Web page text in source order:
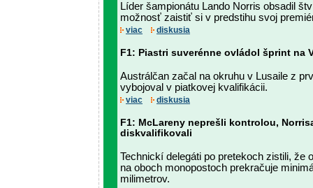
Líder šampionátu Lando Norris obsadil
možnosť zaistiť si v predstihu svoj
viac diskusia
F1: Piastri suverénne ovládol šprint na
Austrálčan začal na okruhu v Lusaile z
vybojoval v piatkovej kvalifikácii.
viac diskusia
F1: McLareny neprešli kontrolou,
diskvalifikovali
Technickí delegáti po pretekoch zistili, že
na oboch monopostoch prekračuje
milimetrov.